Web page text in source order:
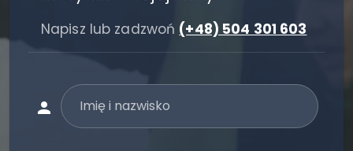
Napisz lub zadzwoń (+48) 504 301 603
Imię i nazwisko